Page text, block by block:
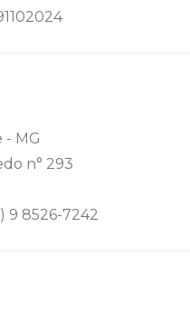
MG
n° 293
9 8526-7242